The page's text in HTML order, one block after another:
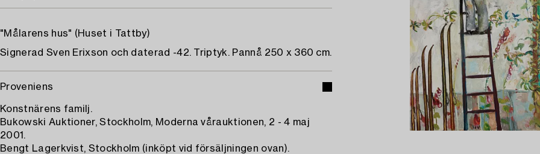
"Målarens hus" (Huset i Tattby)
Signerad Sven Erixson och daterad -42. Triptyk. Pannå 250 x 360 cm.
Proveniens
Konstnärens familj.
Bukowski Auktioner, Stockholm, Moderna vårauktionen, 2 - 4 maj
2001.
Bengt Lagerkvist, Stockholm (inköpt vid försäljningen ovan).